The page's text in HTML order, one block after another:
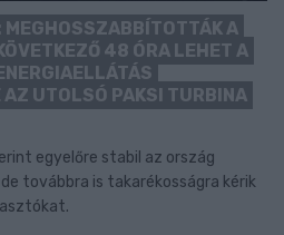
A
48 ÓRA LEHET A
UTOLSÓ PAKSI TURBINA
egyelőre stabil az ország
továbbra is takarékosságra kérik